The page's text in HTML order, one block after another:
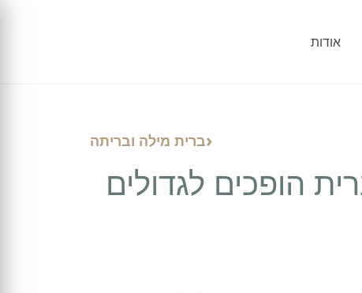
אודות
ברית מילה ובריתה
הופכים לגדולים